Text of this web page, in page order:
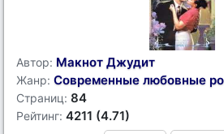
Автор: Макнот Джудит
Жанр: Современные любовные
Страниц: 84
Рейтинг: 4211 (4.71)